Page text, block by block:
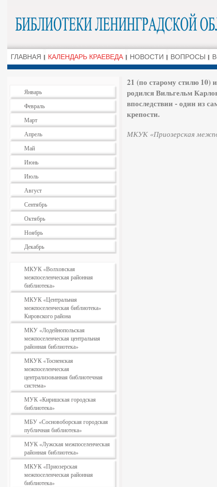
ГЛАВНАЯ КАЛЕНДАРЬ КРАЕВЕДА НОВОСТИ ВОПРОСЫ
Январь
Февраль
Март
Апрель
Май
Июнь
Июль
Август
Сентябрь
Октябрь
Ноябрь
Декабрь
МКУК «Волховская
межпоселенческая районная
библиотека»
МКУК «Центральная
межпоселенческая библиотека»
Кировского района
МКУ «Лодейнопольская
межпоселенческая центральная
районная библиотека»
МКУК «Тосненская
межпоселенческая
централизованная библиотечная
система»
МУК «Киришская городская
библиотека»
МБУ «Сосновоборская городская
публичная библиотека»
МУК «Лужская межпоселенческая
районная библиотека»
МКУК «Приозерская
межпоселенческая районная
библиотека»
21 (по старому стилю 10)
родился Вильгельм
впоследствии - один из
крепости.
МКУК «Приозерская